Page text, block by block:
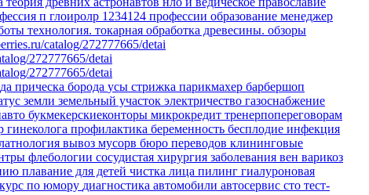
п глоиролр 1234124 профессии образование менеджер
технология. токарная обработка древесины. обзоры
catalog/272777665/detai
272777665/detai
272777665/detai
прическа борода усы стрижка парикмахер барбершоп
земли земельный участок электричество газоснабжение
букмекерскиеконторы микрокредит тренерпопереговорам
гинеколога профилактика беременность бесплодие инфекция
вывоз мусорв бюро переводов клининговые
флебологии сосудистая хирургия заболевания вен варикоз
плавание для детей чистка лица пилинг гиалуроновая
курс по юмору диагностика автомобили автосервис сто тест-